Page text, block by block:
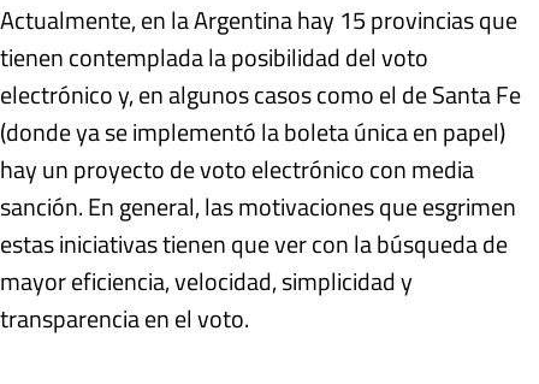
Actualmente, en la Argentina hay 15 provincias que
tienen contemplada la posibilidad del voto
electrónico y, en algunos casos como el de Santa Fe
(donde ya se implementó la boleta única en papel)
hay un proyecto de voto electrónico con media
sanción. En general, las motivaciones que esgrimen
estas iniciativas tienen que ver con la búsqueda de
mayor eficiencia, velocidad, simplicidad y
transparencia en el voto.